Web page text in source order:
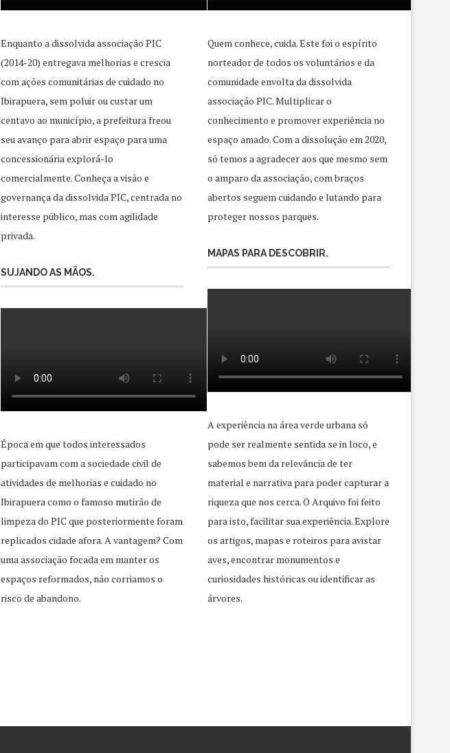
Enquanto a dissolvida associação PIC
(2014-20) entregava melhorias e crescia
com ações comunitárias de cuidado no
Ibirapuera, sem poluir ou custar um
centavo ao município, a prefeitura freou
seu avanço para abrir espaço para uma
concessionária explorá-lo
comercialmente. Conheça a visão e
governança da dissolvida PIC, centrada no
interesse público, mas com agilidade
privada.
SUJANDO AS MÃOS.
Época em que todos interessados
participavam com a sociedade civil de
atividades de melhorias e cuidado no
Ibirapuera como o famoso mutirão de
limpeza do PIC que posteriormente foram
replicados cidade afora. A vantagem? Com
uma associação focada em manter os
espaços reformados, não corriamos o
risco de abandono.
Quem conhece, cuida. Este foi o espírito
norteador de todos os voluntários e da
comunidade envolta da dissolvida
associação PIC. Multiplicar o
conhecimento e promover experiência no
espaço amado. Com a dissolução em 2020,
só temos a agradecer aos que mesmo sem
o amparo da associação, com braços
abertos seguem cuidando e lutando para
proteger nossos parques.
MAPAS PARA DESCOBRIR.
A experiência na área verde urbana só
pode ser realmente sentida se in loco, e
sabemos bem da relevância de ter
material e narrativa para poder capturar a
riqueza que nos cerca. O Arquivo foi feito
para isto, facilitar sua experiência. Explore
os artigos, mapas e roteiros para avistar
aves, encontrar monumentos e
curiosidades históricas ou identificar as
árvores.